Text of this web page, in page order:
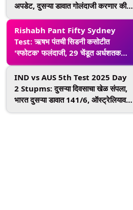
अपडेट, दुसऱ्या डावात गोलंदाजी करणार की
नाही घ्या जाणून
Rishabh Pant Fifty Sydney
Test: ऋषभ पंतची सिडनी कसोटीत
'स्फोटक' फलंदाजी, 29 चेंडूत अर्धशतक
झळकावून केला 'भीमपराक्रम'
IND vs AUS 5th Test 2025 Day
2 Stupms: दुसऱ्या दिवसाचा खेळ संपला,
भारत दुसऱ्या डावात 141/6, ऑस्ट्रेलियावर